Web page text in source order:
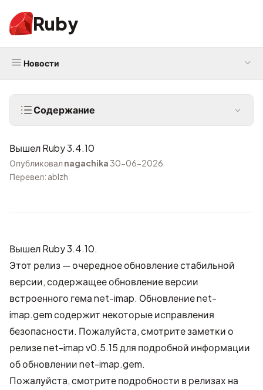
Ruby
Новости
Содержание
Вышел Ruby 3.4.10
Опубликовалnagachika30-06-2026
Перевел: ablzh
Вышел Ruby 3.4.10.
Этот релиз — очередное обновление стабильной
версии, содержащее обновление версии
встроенного гема net-imap. Обновление net-
imap.gem содержит некоторые исправления
безопасности. Пожалуйста, смотритезаметки о
релизе net-imap v0.5.15для подробной информации
об обновлении net-imap.gem.
Пожалуйста, смотрите подробности врелизах на